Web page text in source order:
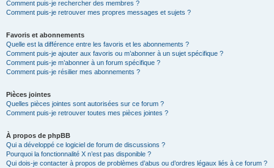
Comment puis-je rechercher des membres ?
Comment puis-je retrouver mes propres messages et sujets ?
Favoris et abonnements
Quelle est la différence entre les favoris et les abonnements ?
Comment puis-je ajouter aux favoris ou m’abonner à un sujet spécifique ?
Comment puis-je m’abonner à un forum spécifique ?
Comment puis-je résilier mes abonnements ?
Pièces jointes
Quelles pièces jointes sont autorisées sur ce forum ?
Comment puis-je retrouver toutes mes pièces jointes ?
À propos de phpBB
Qui a développé ce logiciel de forum de discussions ?
Pourquoi la fonctionnalité X n’est pas disponible ?
Qui dois-je contacter à propos de problèmes d’abus ou d’ordres légaux liés à ce forum ?